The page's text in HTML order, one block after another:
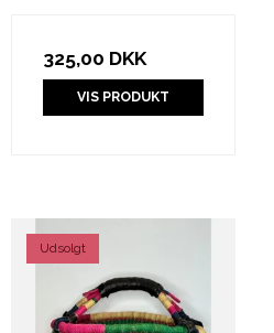
325,00 DKK
VIS PRODUKT
Udsolgt